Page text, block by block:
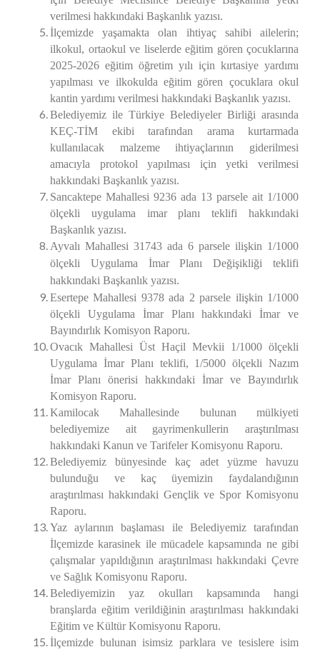
verilmesi hakkındaki Başkanlık yazısı.
İlçemizde yaşamakta olan ihtiyaç sahibi ailelerin;
ilkokul, ortaokul ve liselerde eğitim gören çocuklarına
2025-2026 eğitim öğretim yılı için kırtasiye yardımı
yapılması ve ilkokulda eğitim gören çocuklara okul
kantin yardımı verilmesi hakkındaki Başkanlık yazısı.
Belediyemiz ile Türkiye Belediyeler Birliği arasında
KEÇ-TİM ekibi tarafından arama kurtarmada
kullanılacak malzeme ihtiyaçlarının giderilmesi
amacıyla protokol yapılması için yetki verilmesi
hakkındaki Başkanlık yazısı.
Sancaktepe Mahallesi 9236 ada 13 parsele ait 1/1000
ölçekli uygulama imar planı teklifi hakkındaki
Başkanlık yazısı.
Ayvalı Mahallesi 31743 ada 6 parsele ilişkin 1/1000
ölçekli Uygulama İmar Planı Değişikliği teklifi
hakkındaki Başkanlık yazısı.
Esertepe Mahallesi 9378 ada 2 parsele ilişkin 1/1000
ölçekli Uygulama İmar Planı hakkındaki İmar ve
Bayındırlık Komisyon Raporu.
Ovacık Mahallesi Üst Haçil Mevkii 1/1000 ölçekli
Uygulama İmar Planı teklifi, 1/5000 ölçekli Nazım
İmar Planı önerisi hakkındaki İmar ve Bayındırlık
Komisyon Raporu.
Kamilocak Mahallesinde bulunan mülkiyeti
belediyemize ait gayrimenkullerin araştırılması
hakkındaki Kanun ve Tarifeler Komisyonu Raporu.
Belediyemiz bünyesinde kaç adet yüzme havuzu
bulunduğu ve kaç üyemizin faydalandığının
araştırılması hakkındaki Gençlik ve Spor Komisyonu
Raporu.
Yaz aylarının başlaması ile Belediyemiz tarafından
İlçemizde karasinek ile mücadele kapsamında ne gibi
çalışmalar yapıldığının araştırılması hakkındaki Çevre
ve Sağlık Komisyonu Raporu.
Belediyemizin yaz okulları kapsamında hangi
branşlarda eğitim verildiğinin araştırılması hakkındaki
Eğitim ve Kültür Komisyonu Raporu.
İlçemizde bulunan isimsiz parklara ve tesislere isim